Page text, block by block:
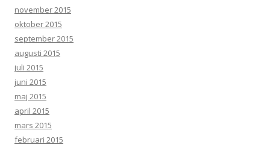
november 2015
oktober 2015
september 2015
augusti 2015
juli 2015
juni 2015
maj 2015
april 2015
mars 2015
februari 2015